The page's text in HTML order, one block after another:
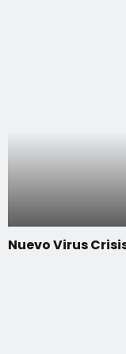
Nuevo Virus